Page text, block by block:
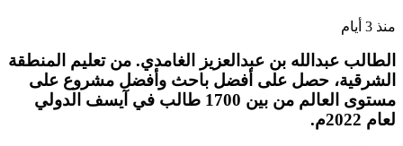
منذ 3 أيام
الطالب عبدالله بن عبدالعزيز الغامدي. من تعليم المنطقة
الشرقية، حصل على أفضل باحث وأفضل مشروع على
مستوى العالم من بين 1700 طالب في آيسف الدولي
لعام 2022م.